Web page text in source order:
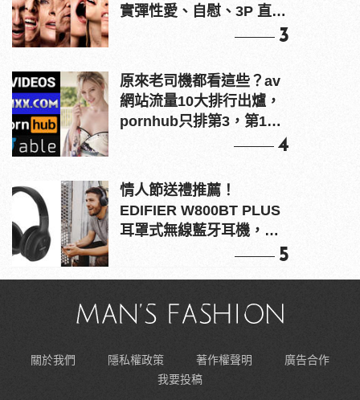
實彈性愛、自慰、3P 直接
3
原來老司機都看這些？av
網站流量10大排行出爐，
pornhub只排第3，第1名
4
情人節送禮推薦！
EDIFIER W800BT PLUS
耳罩式無線藍牙耳機，在
5
關於我們 隱私權政策 著作權聲明
廣告合作
我要投稿